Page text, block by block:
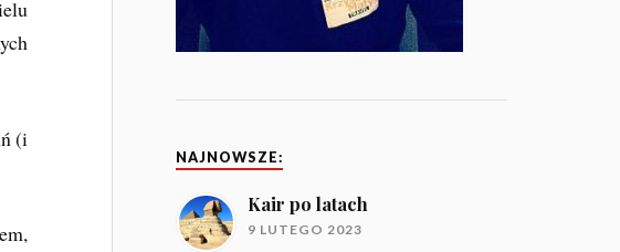
(i
NAJNOWSZE:
Kair po latach
9 LUTEGO 2023